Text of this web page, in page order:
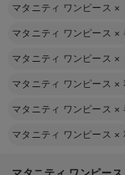
マタニティ ワンピース ×
マタニティ ワンピース ×
マタニティ ワンピース ×
マタニティ ワンピース ×
マタニティ ワンピース ×
マタニティ ワンピース ×